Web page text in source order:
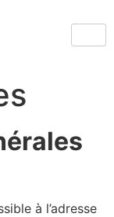
à l’adresse